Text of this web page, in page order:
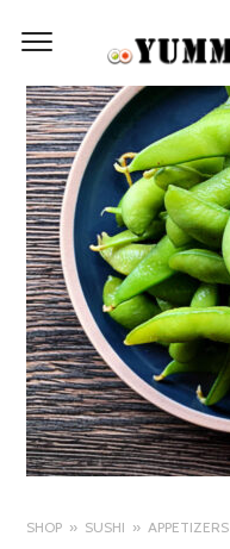
SHOP SUSHI APPETIZERS